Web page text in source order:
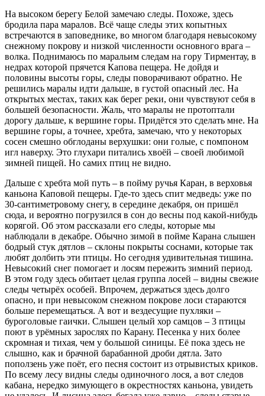
На высоком берегу Белой замечаю следы. Похоже, здесь
бродила пара маралов. Всё чаще следы этих копытных
встречаются в заповеднике, во многом благодаря невысокому
снежному покрову и низкой численности основного врага –
волка. Поднимаюсь по маральим следам на гору Тирментау, в
недрах которой прячется Капова пещера. Не дойдя и
половины высоты горы, следы поворачивают обратно. Не
решились маралы идти дальше, в густой опасный лес. На
открытых местах, таких как берег реки, они чувствуют себя в
большей безопасности. Жаль, что маралы не протоптали
дорогу дальше, к вершине горы. Придётся это сделать мне. На
вершине горы, а точнее, хребта, замечаю, что у некоторых
сосен смешно обглоданы верхушки: они голые, с помпоном
игл наверху. Это глухари питались хвоёй – своей любимой
зимней пищей. Но самих птиц не видно.
Дальше с хребта мой путь – в пойму ручья Каран, в верховья
каньона Каповой пещеры. Где-то здесь спит медведь: уже по
30-сантиметровому снегу, в середине декабря, он пришёл
сюда, и вероятно погрузился в сон до весны под какой-нибудь
корягой. Об этом рассказали его следы, которые мы
наблюдали в декабре. Обычно зимой в пойме Карана слышен
бодрый стук дятлов – склоны покрыты соснами, которые так
любят долбить эти птицы. Но сегодня удивительная тишина.
Невысокий снег помогает и лосям пережить зимний период.
В этом году здесь обитает целая группа лосей – видны свежие
следы четырёх особей. Впрочем, держаться здесь долго
опасно, и при невысоком снежном покрове лоси стараются
больше перемещаться. А вот и вездесущие пухляки –
буроголовые гаички. Слышен целый хор самцов – 3 птицы
поют в урёмных зарослях по Карану. Песенка у них более
скромная и тихая, чем у большой синицы. Её пока здесь не
слышно, как и брачной барабанной дроби дятла. Зато
поползень уже поёт, его песня состоит из отрывистых криков.
По всему лесу видны следы одиночного лося, а вот следов
кабана, нередко зимующего в окрестностях каньона, увидеть